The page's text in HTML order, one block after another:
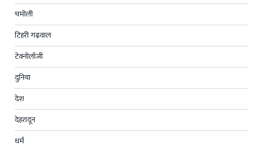
चमोली
टिहरी गढ़वाल
टेक्नोलॉजी
दुनिया
देश
देहरादून
धर्म